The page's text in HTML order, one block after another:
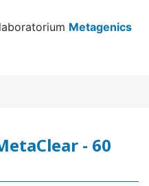
Metagenics
- 60